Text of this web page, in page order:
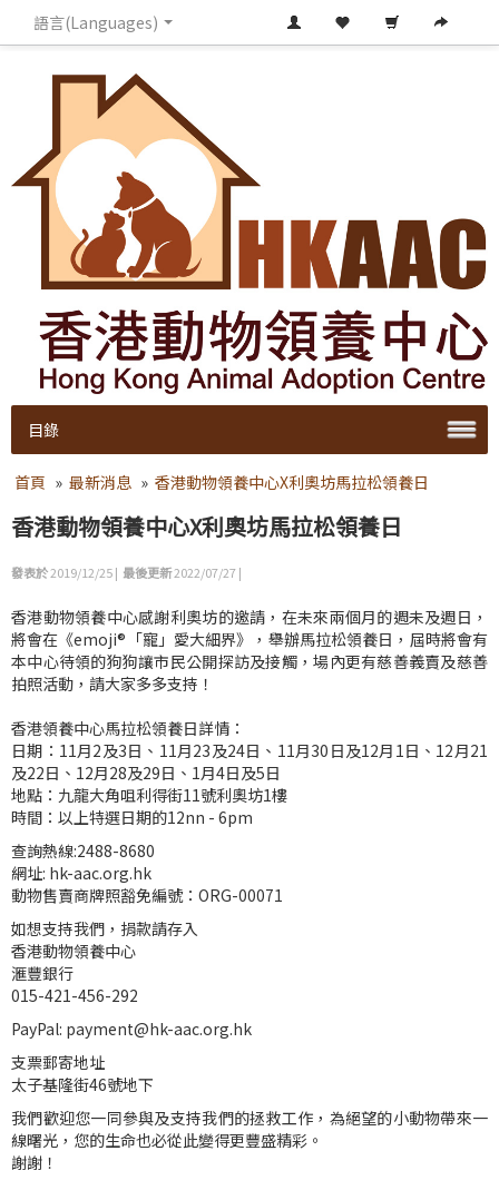
語言(Languages)
目錄
首頁 » 最新消息 » 香港動物領養中心X利奧坊馬拉松領養日
香港動物領養中心X利奧坊馬拉松領養日
發表於2019/12/25 | 最後更新2022/07/27 |
香港動物領養中心感謝利奧坊的邀請，在未來兩個月的週未及週日，
將會在《emoji®「寵」愛大細界》，舉辦馬拉松領養日，屆時將會有
本中心待領的狗狗讓市民公開探訪及接觸，場內更有慈善義賣及慈善
拍照活動，請大家多多支持！
香港領養中心馬拉松領養日詳情：
日期：11月2及3日、11月23及24日、11月30日及12月1日、12月21
及22日、12月28及29日、1月4日及5日
地點：九龍大角咀利得街11號利奧坊1樓
時間：以上特選日期的12nn - 6pm
查詢熱線:2488-8680
網址: hk-aac.org.hk
動物售賣商牌照豁免編號：ORG-00071
如想支持我們，捐款請存入
香港動物領養中心
滙豐銀行
015-421-456-292
PayPal: payment@hk-aac.org.hk
支票郵寄地址
太子基隆街46號地下
我們歡迎您一同參與及支持我們的拯救工作，為絕望的小動物帶來一
線曙光，您的生命也必從此變得更豐盛精彩。
謝謝！